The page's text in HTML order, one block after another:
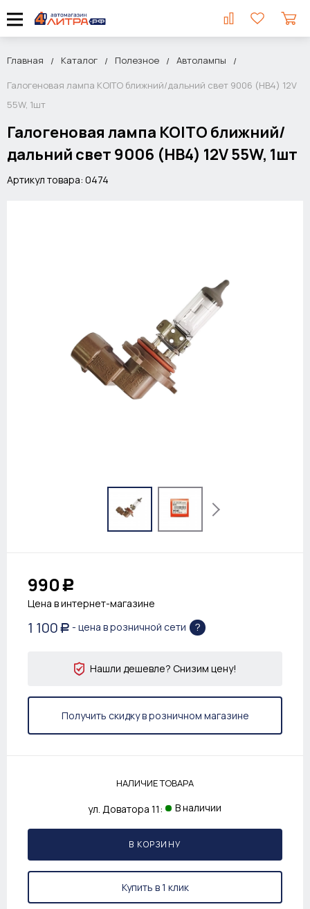
Главная Каталог Полезное
Автолампы
Галогеновая лампа KOITO ближний/дальний свет 9006 (HB4) 12V
55W, 1шт
Галогеновая лампа KOITO ближний/
дальний свет 9006 (HB4) 12V 55W, 1шт
Артикул товара: 0474
990 Р
Цена в интернет-магазине
1 100 Р - цена в розничной сети ?
Нашли дешевле? Снизим цену!
Получить скидку в розничном магазине
НАЛИЧИЕ ТОВАРА
ул. Доватора 11: В наличии
В КОРЗИНУ
Купить в 1 клик